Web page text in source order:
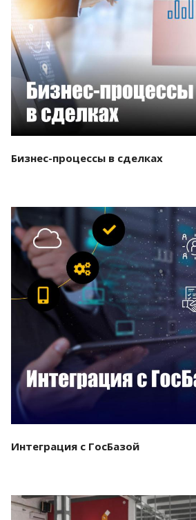
Бизнес-процессы в сделках
Смотреть проект
Интеграция с ГосБазой